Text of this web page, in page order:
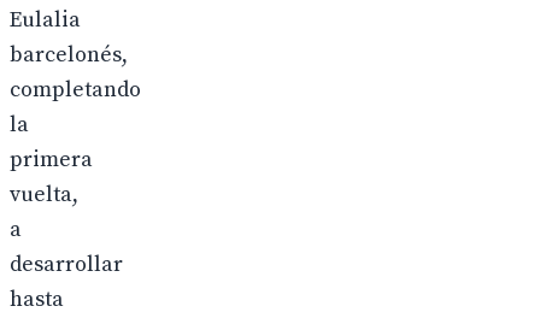
Eulalia
barcelonés,
completando
la
primera
vuelta,
a
desarrollar
hasta